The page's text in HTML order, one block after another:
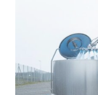
é
e
s
s
a
i